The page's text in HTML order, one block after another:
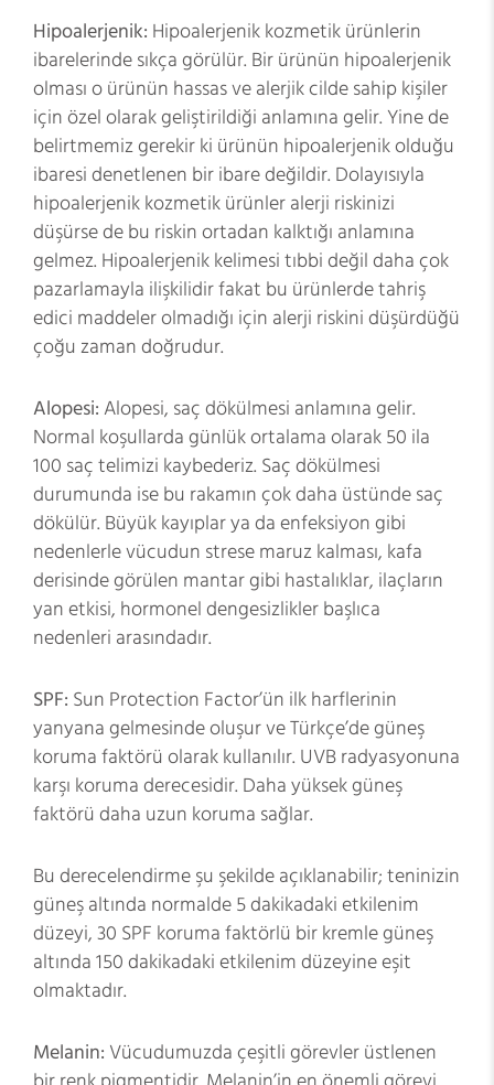
Hipoalerjenik: Hipoalerjenik kozmetik ürünlerin
ibarelerinde sıkça görülür. Bir ürünün hipoalerjenik
olması o ürünün hassas ve alerjik cilde sahip kişiler
için özel olarak geliştirildiği anlamına gelir. Yine de
belirtmemiz gerekir ki ürünün hipoalerjenik olduğu
ibaresi denetlenen bir ibare değildir. Dolayısıyla
hipoalerjenik kozmetik ürünler alerji riskinizi
düşürse de bu riskin ortadan kalktığı anlamına
gelmez. Hipoalerjenik kelimesi tıbbi değil daha çok
pazarlamayla ilişkilidir fakat bu ürünlerde tahriş
edici maddeler olmadığı için alerji riskini düşürdüğü
çoğu zaman doğrudur.
Alopesi: Alopesi, saç dökülmesi anlamına gelir.
Normal koşullarda günlük ortalama olarak 50 ila
100 saç telimizi kaybederiz. Saç dökülmesi
durumunda ise bu rakamın çok daha üstünde saç
dökülür. Büyük kayıplar ya da enfeksiyon gibi
nedenlerle vücudun strese maruz kalması, kafa
derisinde görülen mantar gibi hastalıklar, ilaçların
yan etkisi, hormonel dengesizlikler başlıca
nedenleri arasındadır.
SPF: Sun Protection Factor’ün ilk harflerinin
yanyana gelmesinde oluşur ve Türkçe’de güneş
koruma faktörü olarak kullanılır. UVB radyasyonuna
karşı koruma derecesidir. Daha yüksek güneş
faktörü daha uzun koruma sağlar.
Bu derecelendirme şu şekilde açıklanabilir; teninizin
güneş altında normalde 5 dakikadaki etkilenim
düzeyi, 30 SPF koruma faktörlü bir kremle güneş
altında 150 dakikadaki etkilenim düzeyine eşit
olmaktadır.
Melanin: Vücudumuzda çeşitli görevler üstlenen